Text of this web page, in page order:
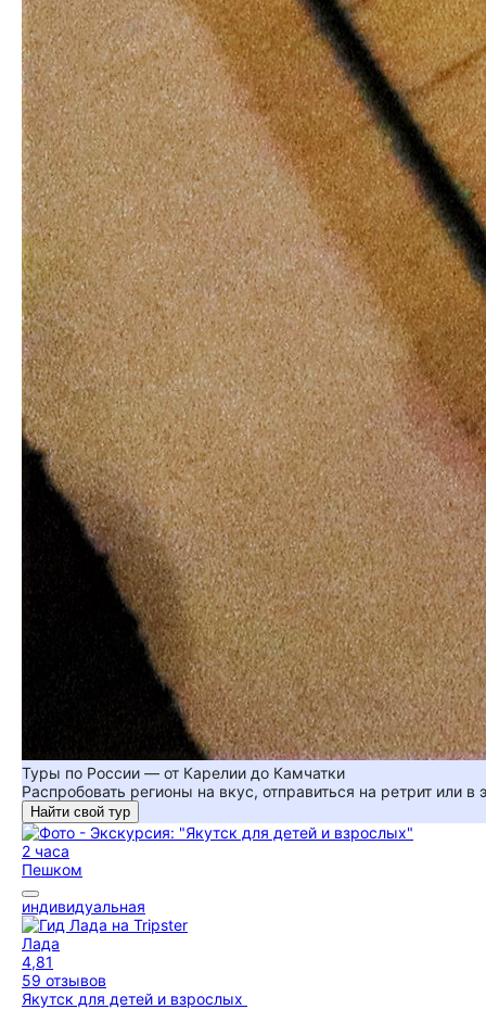
Туры по России — от Карелии до Камчатки
Распробовать регионы на вкус, отправиться на ретрит или в
Найти свой тур
2 часа
Пешком
индивидуальная
Лада
4,81
59 отзывов
Якутск для детей и взрослых